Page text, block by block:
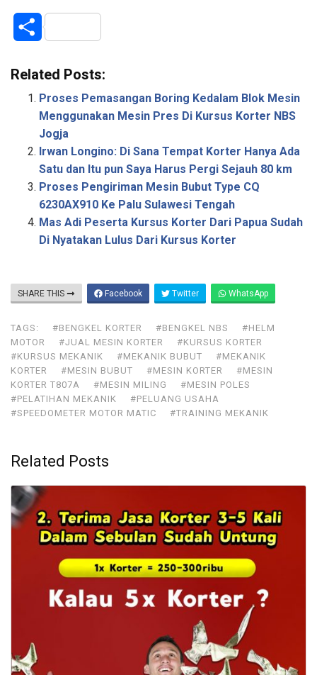
S
a
r
e
Related Posts:
Proses Pemasangan Boring Kedalam Blok Mesin
Menggunakan Mesin Pres Di Kursus Korter NBS
Jogja
Irwan Longino: Di Sana Tempat Korter Hanya Ada
Satu dan Itu pun Saya Harus Pergi Sejauh 80 km
Proses Pengiriman Mesin Bubut Type CQ
6230AX910 Ke Palu Sulawesi Tengah
Mas Adi Peserta Kursus Korter Dari Papua Sudah
Di Nyatakan Lulus Dari Kursus Korter
SHARE THIS Facebook Twitter WhatsApp
TAGS: #BENGKEL KORTER #BENGKEL NBS
#HELM
MOTOR
#JUAL MESIN KORTER
#KURSUS KORTER
#KURSUS MEKANIK
#MEKANIK BUBUT
#MEKANIK
KORTER
#MESIN BUBUT #MESIN KORTER
#MESIN
KORTER T807A
#MESIN MILING
#MESIN POLES
#PELATIHAN MEKANIK
#PELUANG USAHA
#SPEEDOMETER MOTOR MATIC
#TRAINING MEKANIK
Related Posts